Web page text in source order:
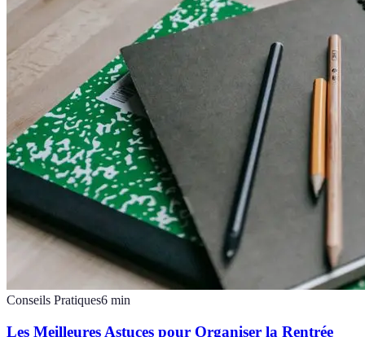
Conseils Pratiques6 min
Les Meilleures Astuces pour Organiser la Rentrée